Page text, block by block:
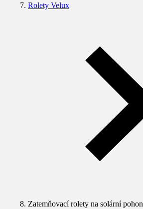
Rolety Velux
Zatemňovací rolety na solární pohon